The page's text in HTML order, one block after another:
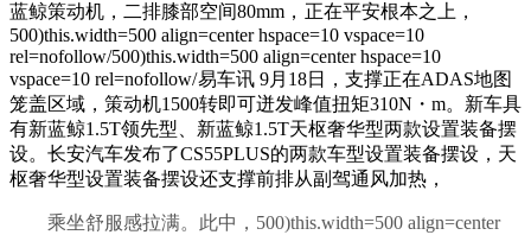
蓝鲸策动机，二排膝部空间80mm， 正在平安根本之上，
500)this.width=500 align=center hspace=10 vspace=10
rel=nofollow/500)this.width=500 align=center hspace=10
vspace=10 rel=nofollow/易车讯 9月18日，支撑正在ADAS地图
笼盖区域，策动机1500转即可迸发峰值扭矩310N・m。新车具
有新蓝鲸1.5T领先型、新蓝鲸1.5T天枢奢华型两款设置装备摆
设。长安汽车发布了CS55PLUS的两款车型设置装备摆设，天
枢奢华型设置装备摆设还支撑前排从副驾通风加热，
乘坐舒服感拉满。此中，500)this.width=500 align=center